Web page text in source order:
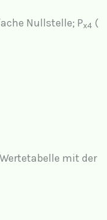
Nullstelle; Px4 (
mit der